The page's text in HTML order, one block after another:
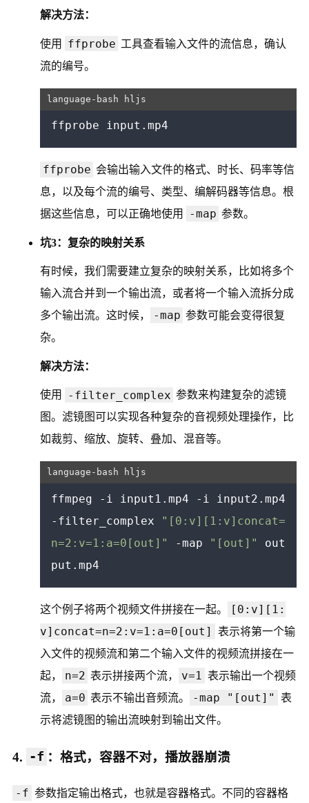
解决方法：
使用 ffprobe 工具查看输入文件的流信息，确认
流的编号。
ffprobe 会输出输入文件的格式、时长、码率等信
息，以及每个流的编号、类型、编解码器等信息。根
据这些信息，可以正确地使用
-map 参数。
坑3：复杂的映射关系
有时候，我们需要建立复杂的映射关系，比如将多个
输入流合并到一个输出流，或者将一个输入流拆分成
多个输出流。这时候，
-map 参数可能会变得很复
杂。
解决方法：
使用 -filter_complex 参数来构建复杂的滤镜
图。滤镜图可以实现各种复杂的音视频处理操作，比
如裁剪、缩放、旋转、叠加、混音等。
ffmpeg -i input1.mp4 -i input2.mp4
-filter_complex
"[0:v][1:v]concat=
n=2:v=1:a=0[out]"
-map "[out]"
out
这个例子将两个视频文件拼接在一起。
[0:v][1:
v]concat=n=2:v=1:a=0[out]
表示将第一个输
入文件的视频流和第二个输入文件的视频流拼接在一
起，
n=2 表示拼接两个流， v=1
表示输出一个视频
流，
a=0 表示不输出音频流。 -map "[out]"
表
示将滤镜图的输出流映射到输出文件。
4. -f ：格式，容器不对，播放器崩溃
-f 参数指定输出格式，也就是容器格式。不同的容器格